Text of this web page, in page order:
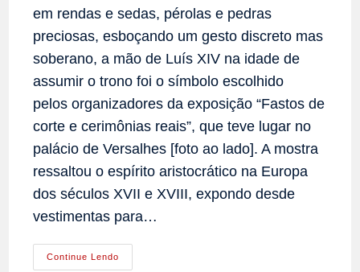
em rendas e sedas, pérolas e pedras
preciosas, esboçando um gesto discreto mas
soberano, a mão de Luís XIV na idade de
assumir o trono foi o símbolo escolhido
pelos organizadores da exposição “Fastos de
corte e cerimônias reais”, que teve lugar no
palácio de Versalhes [foto ao lado]. A mostra
ressaltou o espírito aristocrático na Europa
dos séculos XVII e XVIII, expondo desde
vestimentas para…
Continue Lendo
E